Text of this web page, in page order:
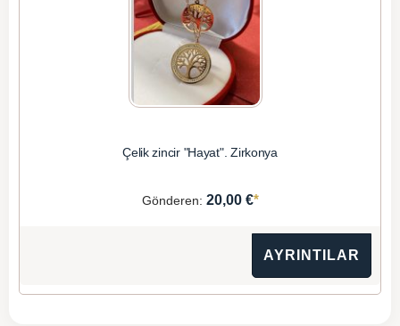
Çelik zincir "Hayat". Zirkonya
Gönderen: 20,00 €*
AYRINTILAR